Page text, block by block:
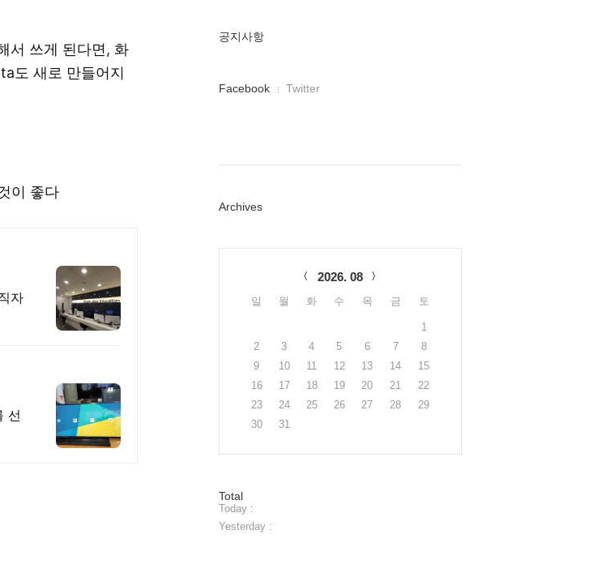
서 쓰게 된다면, 화
도 새로 만들어지
이 좋다
자
선
공지사항
페
러
Facebook Twitter
Archives
2026. 08
일 월 화 수 목 금 토
1
2
3 4 5 6 7
8
9
10 11 12 13 14
15
16
17 18 19 20 21
22
23
24 25 26 27 28
29
30
31
방
문
자
Total
Today :
Yesterday :